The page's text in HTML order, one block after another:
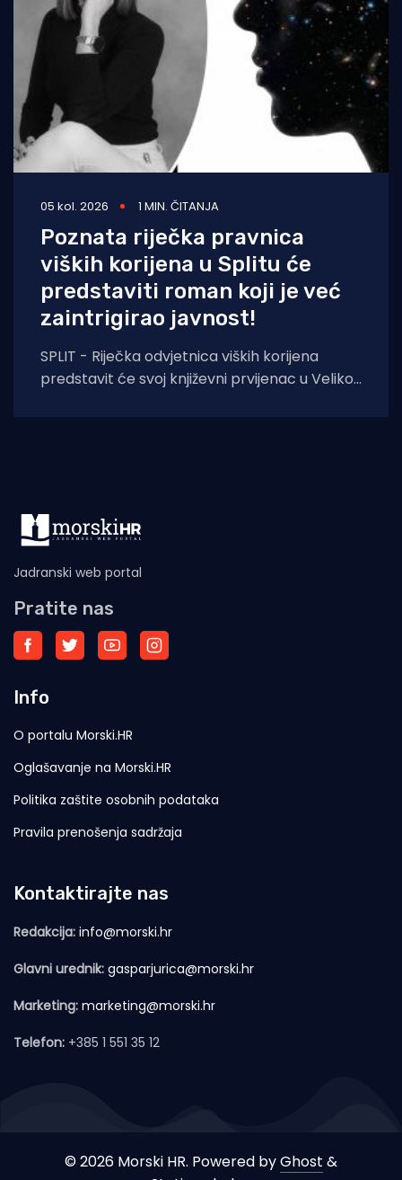
05 kol. 2026 1 MIN. ČITANJA
Poznata riječka pravnica
viških korijena u Splitu će
predstaviti roman koji je već
zaintrigirao javnost!
SPLIT - Riječka odvjetnica viških korijena
predstavit će svoj književni prvijenac u Velikoj
Jadranski web portal
Pratite nas
Info
O portalu Morski.HR
Oglašavanje na Morski.HR
Politika zaštite osobnih podataka
Pravila prenošenja sadržaja
Kontaktirajte nas
Redakcija: info@morski.hr
Glavni urednik: gasparjurica@morski.hr
Marketing: marketing@morski.hr
Telefon: +385 1 551 35 12
© 2026 Morski HR. Powered byGhost &